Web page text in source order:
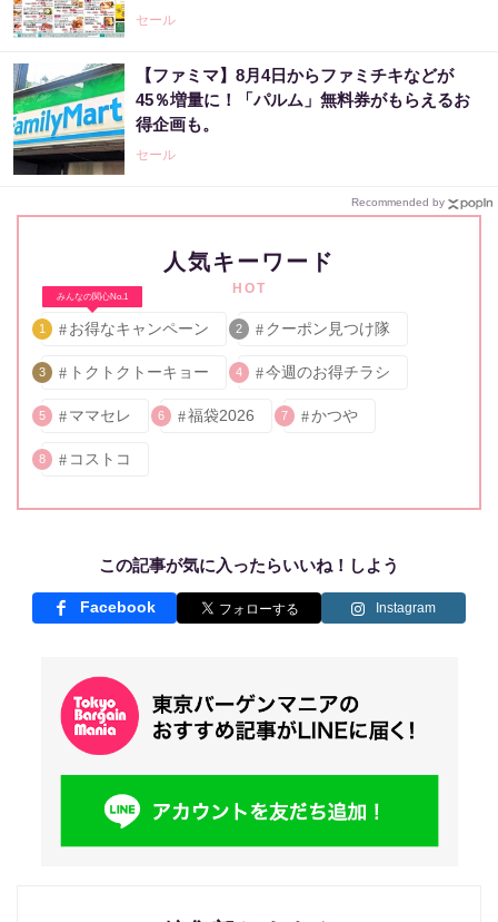
セール
【ファミマ】8月4日からファミチキなどが
45％増量に！「パルム」無料券がもらえるお
得企画も。
セール
Recommended by
人気キーワード
HOT
みんなの関心No.1
1 お得なキャンペーン 2 クーポン見つけ隊
3 トクトクトーキョー 4 今週のお得チラシ
5 ママセレ 6 福袋2026 7 かつや
8 コストコ
この記事が気に入ったらいいね！しよう
Facebook Instagram